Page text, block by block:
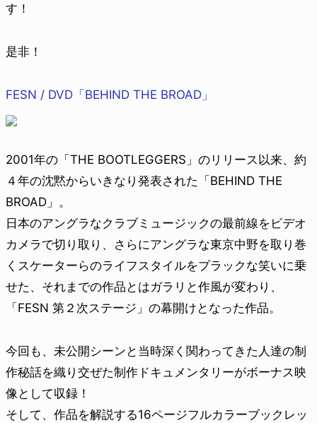
す！
是非！
FESN / DVD「BEHIND THE BROAD」
2001年の「THE BOOTLEGGERS」のリリース以来、約
４年の沈黙からいきなり発表された「BEHIND THE
BROAD」。
日本のアングラなクラブミュージックの最前線をビデオ
カメラで切り取り、さらにアングラな東京中野を取り巻
くスケーターらのライフスタイルをプラックな笑いに乗
せた、それまでの作品とはガラリと作風が変わり、
「FESN 第２次ステージ」の幕開けとなった作品。
今回も、未公開シーンと当時深く関わってきた人達の制
作秘話を織り交ぜた制作ドキュメンタリーがボーナス映
像として収録！
そして、作品を解説する16ページフルカラーブックレッ